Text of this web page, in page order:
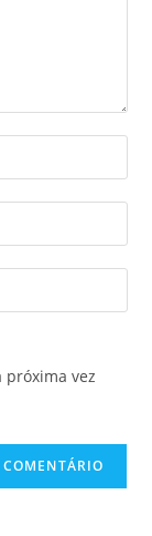
próxima vez